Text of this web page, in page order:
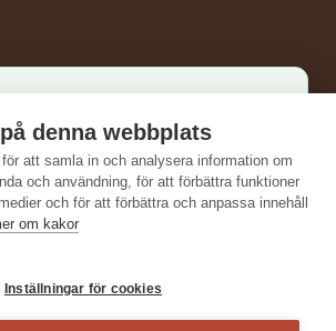
denna webbplats
att samla in och analysera information om
och användning, för att förbättra funktioner
och för att förbättra och anpassa innehåll
om kakor
Inställningar för cookies
sivustoa ja vastaa lyhyeen